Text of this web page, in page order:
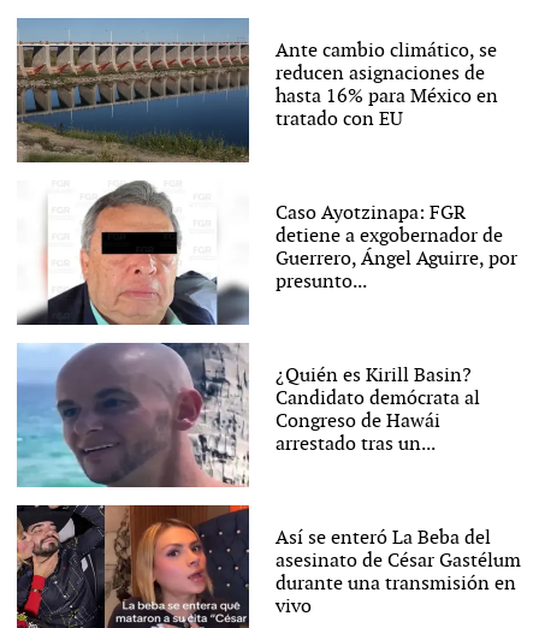
Ante cambio climático, se
reducen asignaciones de
hasta 16% para México en
tratado con EU
Caso Ayotzinapa: FGR
detiene a exgobernador de
Guerrero, Ángel Aguirre, por
presunto...
¿Quién es Kirill Basin?
Candidato demócrata al
Congreso de Hawái
arrestado tras un...
Así se enteró La Beba del
asesinato de César Gastélum
durante una transmisión en
vivo